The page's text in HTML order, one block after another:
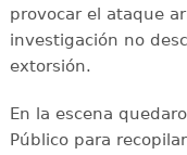
provocar el ataque
investigación no
extorsión.
En la escena
Público para